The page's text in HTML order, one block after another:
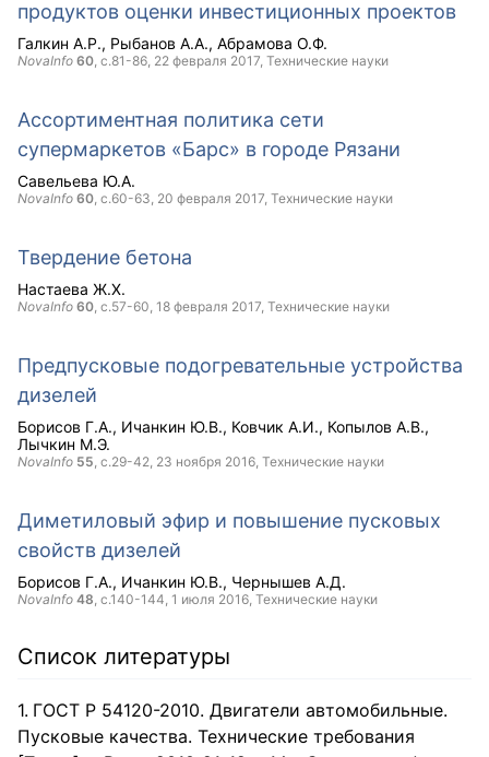
продуктов оценки инвестиционных проектов
Галкин А.Р. Рыбанов А.А. Абрамова О.Ф.
NovaInfo 60 , с.81-86, 22 февраля 2017 , Технические науки
Ассортиментная политика сети
супермаркетов «Барс» в городе Рязани
Савельева Ю.А.
NovaInfo 60 , с.60-63, 20 февраля 2017 , Технические науки
Твердение бетона
Настаева Ж.Х.
NovaInfo 60 , с.57-60, 18 февраля 2017 , Технические науки
Предпусковые подогревательные устройства
дизелей
Борисов Г.А. Ичанкин Ю.В. Ковчик А.И. Копылов А.В.
Лычкин М.Э.
NovaInfo 55 , с.29-42, 23 ноября 2016 , Технические науки
Диметиловый эфир и повышение пусковых
свойств дизелей
Борисов Г.А. Ичанкин Ю.В. Чернышев А.Д.
NovaInfo 48 , с.140-144, 1 июля 2016 , Технические науки
Список литературы
ГОСТ Р 54120-2010. Двигатели автомобильные.
Пусковые качества. Технические требования